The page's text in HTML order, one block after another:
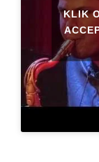
KLIK